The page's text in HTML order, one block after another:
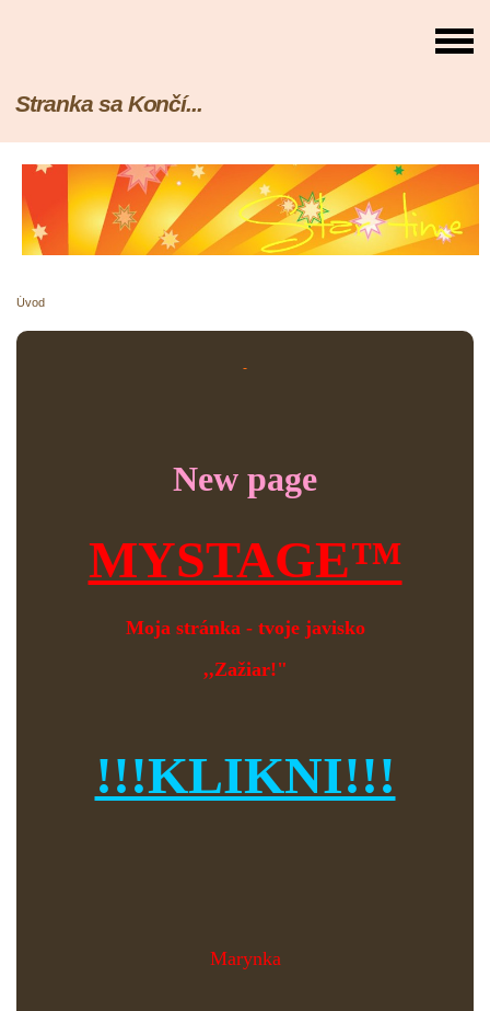
Stranka sa Končí...
Úvod
New page
MYSTAGE™
Moja stránka - tvoje javisko
,,Zažiar!"
!!!KLIKNI!!!
Marynka